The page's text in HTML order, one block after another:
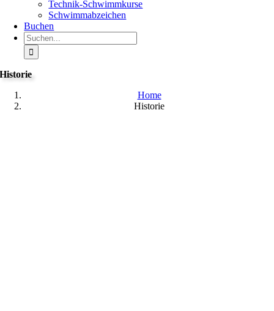
Technik-Schwimmkurse
Schwimmabzeichen
Buchen
Suche
nach:
Historie
Home
Historie